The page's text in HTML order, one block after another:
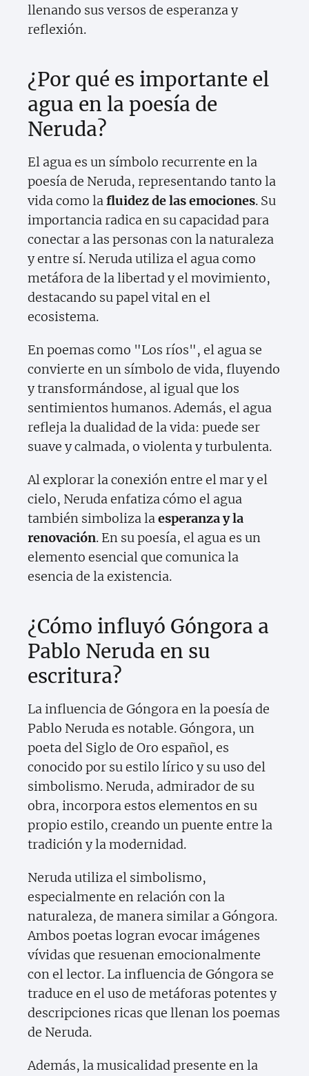
llenando sus versos de esperanza y
reflexión.
¿Por qué es importante el
agua en la poesía de
Neruda?
El agua es un símbolo recurrente en la
poesía de Neruda, representando tanto la
vida como lafluidez de las emociones. Su
importancia radica en su capacidad para
conectar a las personas con la naturaleza
y entre sí. Neruda utiliza el agua como
metáfora de la libertad y el movimiento,
destacando su papel vital en el
ecosistema.
En poemas como "Los ríos", el agua se
convierte en un símbolo de vida, fluyendo
y transformándose, al igual que los
sentimientos humanos. Además, el agua
refleja la dualidad de la vida: puede ser
suave y calmada, o violenta y turbulenta.
Al explorar la conexión entre el mar y el
cielo, Neruda enfatiza cómo el agua
también simboliza laesperanza y la
renovación. En su poesía, el agua es un
elemento esencial que comunica la
esencia de la existencia.
¿Cómo influyó Góngora a
Pablo Neruda en su
escritura?
La influencia de Góngora en la poesía de
Pablo Neruda es notable. Góngora, un
poeta del Siglo de Oro español, es
conocido por su estilo lírico y su uso del
simbolismo. Neruda, admirador de su
obra, incorpora estos elementos en su
propio estilo, creando un puente entre la
tradición y la modernidad.
Neruda utiliza el simbolismo,
especialmente en relación con la
naturaleza, de manera similar a Góngora.
Ambos poetas logran evocar imágenes
vívidas que resuenan emocionalmente
con el lector. La influencia de Góngora se
traduce en el uso de metáforas potentes y
descripciones ricas que llenan los poemas
de Neruda.
Además, la musicalidad presente en la